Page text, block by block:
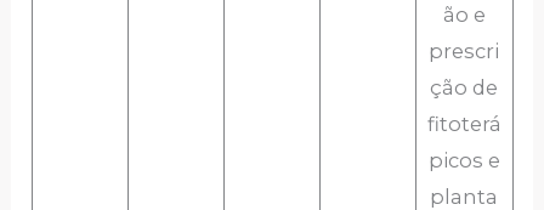
ão e
prescri
ção de
fitoterá
picos e
planta